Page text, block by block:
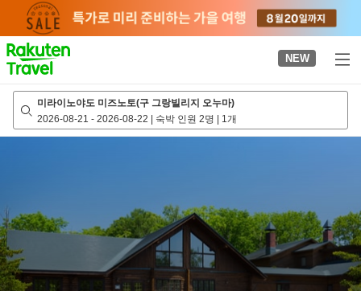
page
NEW
미라이노야도 미즈노토(구 그랑빌리지 오누마)
2026-08-21 - 2026-08-22 | 숙박 인원 2명 | 1개